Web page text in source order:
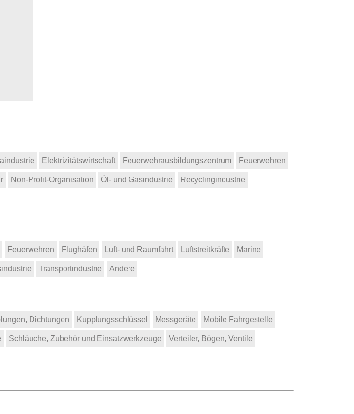
Elektrizitätswirtschaft Feuerwehrausbildungszentrum Feuerwehren
Non-Profit-Organisation Öl- und Gasindustrie Recyclingindustrie
Feuerwehren Flughäfen Luft- und Raumfahrt Luftstreitkräfte Marine
Transportindustrie Andere
Dichtungen Kupplungsschlüssel Messgeräte Mobile Fahrgestelle
Schläuche, Zubehör und Einsatzwerkzeuge Verteiler, Bögen, Ventile